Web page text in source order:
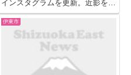
インスタグラムを更新。近影を公
開した。「私は特に変わりはなく
過ごしております」田久保氏はイ
ンスタグラムで、「少し遠方に出
掛けたので久しぶりにお気に入り
のカフェに立ち寄っての...
伊東市